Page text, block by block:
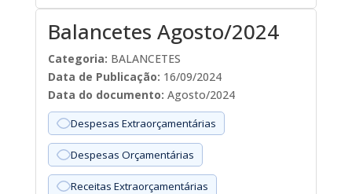
Balancetes Agosto/2024
Categoria: BALANCETES
Data de Publicação: 16/09/2024
Data do documento: Agosto/2024
Despesas Extraorçamentárias
Despesas Orçamentárias
Receitas Extraorçamentárias